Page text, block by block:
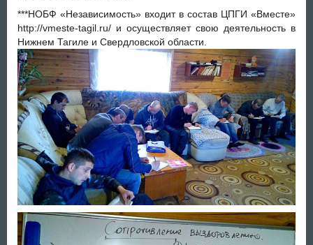
***НОБФ «Независимость» входит в состав ЦПГИ «Вместе»
http://vmeste-tagil.ru/ и осуществляет свою деятельность в
Нижнем Тагиле и Свердловской области.